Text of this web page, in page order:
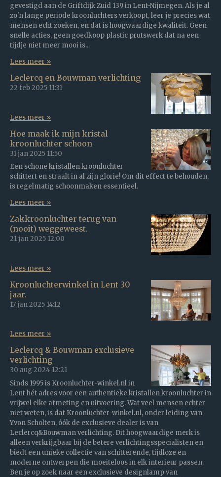
gevestigd aan de Griftdijk Zuid 139 in Lent-Nijmegen. Als je al
zo'n lange periode kroonluchters verkoopt, leer je precies wat
mensen echt zoeken, en dat is hoogwaardige kwaliteit. Geen
snelle acties, geen goedkoop plastic prutswerk dat na een
tijdje niet meer mooi is...
Lees meer »
Leclercq en Bouwman verlichting
22 feb 2025 11:31
Lees meer »
Hoe maak ik mijn kristal
kroonluchter schoon
31 jan 2025 11:50
Een schone kristallen kroonluchter
schittert en straalt in al zijn glorie! Om dit effect te behouden,
is regelmatig schoonmaken essentieel.
Lees meer »
Zakkroonluchter terug van
(nooit) weggeweest.
21 jan 2025 12:00
Lees meer »
Kroonluchterwinkel in Lent 30
jaar.
17 jan 2025 14:12
Lees meer »
Leclercq & Bouwman exclusieve
verlichting
30 aug 2024 12:21
Sinds 1995 is Kroonluchter-winkel.nl in
Lent hét adres voor een authentieke kristallen kroonluchter in
vrijwel elke afmeting en uitvoering. Wat veel mensen echter
niet weten, is dat Kroonluchter-winkel.nl, onder leiding van
Yvon Scholten, óók de exclusieve dealer is van
Leclercq&Bouwman verlichting. Dit hoogwaardige merk is
alleen verkrijgbaar bij de betere verlichtingsspecialisten en
biedt een unieke collectie van schitterende, tijdloze en
moderne ontwerpen die moeiteloos in elk interieur passen.
Ben je op zoek naar een exclusieve designlamp van